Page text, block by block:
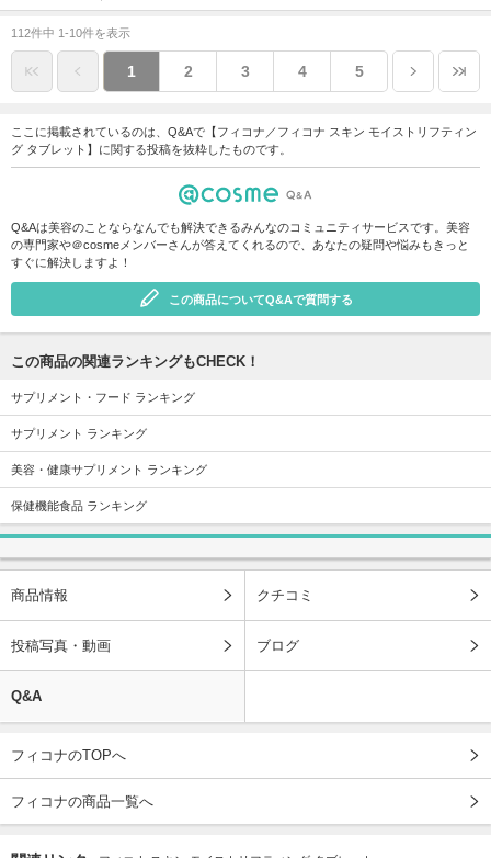
112件中 1-10件を表示
1 2 3 4 5
ここに掲載されているのは、Q&Aで【フィコナ／フィコナ スキン モイストリフティン
グ タブレット】に関する投稿を抜粋したものです。
Q&Aは美容のことならなんでも解決できるみんなのコミュニティサービスです。美容
の専門家や＠cosmeメンバーさんが答えてくれるので、あなたの疑問や悩みもきっと
すぐに解決しますよ！
この商品についてQ&Aで質問する
この商品の関連ランキングもCHECK！
サプリメント・フード ランキング
サプリメント ランキング
美容・健康サプリメント ランキング
保健機能食品 ランキング
商品情報 クチコミ
投稿写真・動画 ブログ
Q&A
フィコナのTOPへ
フィコナの商品一覧へ